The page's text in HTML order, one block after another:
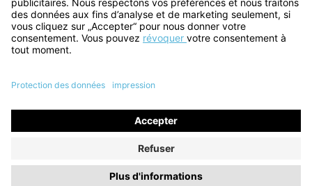
Informations
Aide & Contact
Tous les prix incluent la TVA plus les
éventuels frais de livraison, sauf indication contraire.